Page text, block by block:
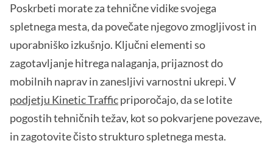
Poskrbeti morate za tehnične vidike svojega
spletnega mesta, da povečate njegovo zmogljivost in
uporabniško izkušnjo. Ključni elementi so
zagotavljanje hitrega nalaganja, prijaznost do
mobilnih naprav in zanesljivi varnostni ukrepi. V
podjetju Kinetic Trafficpriporočajo, da se lotite
pogostih tehničnih težav, kot so pokvarjene povezave,
in zagotovite čisto strukturo spletnega mesta.